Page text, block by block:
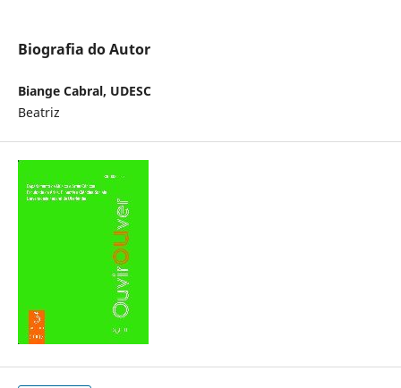
Biografia do Autor
Biange Cabral, UDESC
Beatriz